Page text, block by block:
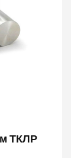
ТКЛР